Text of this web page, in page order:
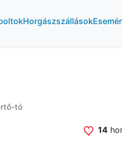
Horgászszállások
tó
14